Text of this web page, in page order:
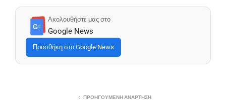
G≡
Ακολουθήστε μας στο
Google News
Προσθήκη στο Google News
ΠΡΟΗΓΟΎΜΕΝΗ ΑΝΆΡΤΗΣΗ